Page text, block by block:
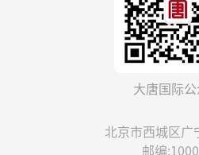
大唐国际
北京市西城区广
邮编